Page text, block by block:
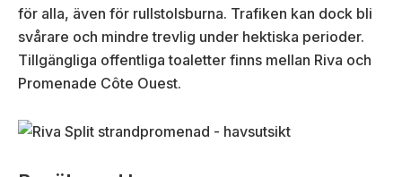
för alla, även för rullstolsburna. Trafiken kan dock bli
svårare och mindre trevlig under hektiska perioder.
Tillgängliga offentliga toaletter finns mellan Riva och
Promenade Côte Ouest.